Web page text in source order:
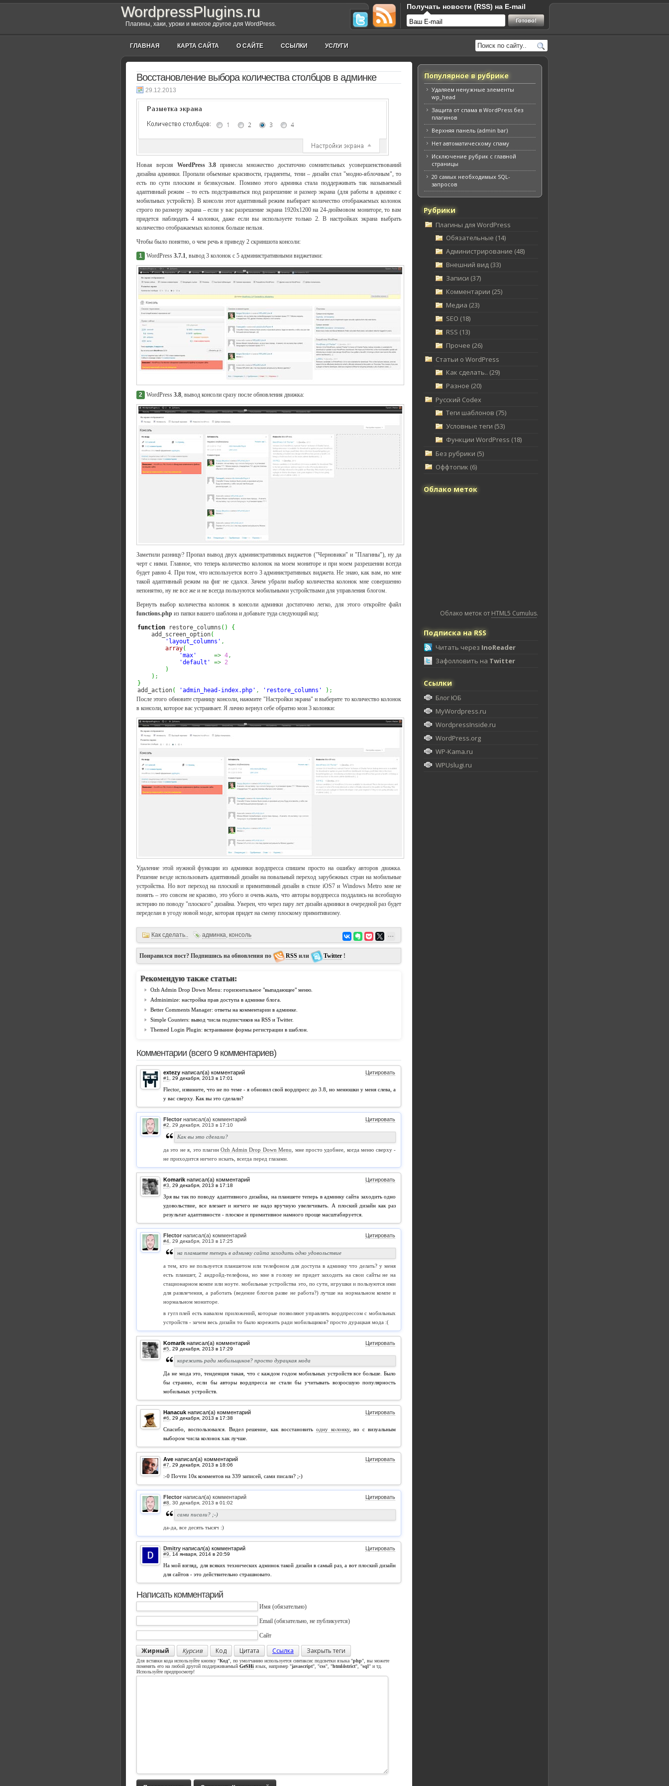
WordpressPlugins.ru
Плагины, хаки, уроки и многое другое для WordPress.
ГЛАВНАЯ КАРТА САЙТА О САЙТЕ ССЫЛКИ УСЛУГИ
Получать новости (RSS) на E-mail
Восстановление выбора количества столбцов в админке
29.12.2013
Новая версия WordPress 3.8 принесла множество достаточно сомнительных усовершенствований
дизайна админки. Пропали обьемные красивости, градиенты, тени – дизайн стал "модно-яблочным", то
есть по сути плоским и безвкусным. Помимо этого админка стала поддерживать так называемый
адаптивный режим – то есть подстраиваться под разрешение и размер экрана (для работы в админке с
мобильных устройств). В консоли этот адаптивный режим выбирает количество отображаемых колонок
строго по размеру экрана – если у вас разрешение экрана 1920x1200 на 24-дюймовом мониторе, то вам
придется наблюдать 4 колонки, даже если вы используете только 2. В настройках экрана выбрать
количество отображаемых колонок больше нельзя.
Чтобы было понятно, о чем речь я приведу 2 скриншота консоли:
1 WordPress 3.7.1, вывод 3 колонок с 5 административными виджетами:
2 WordPress 3.8, вывод консоли сразу после обновления движка:
Заметили разницу? Пропал вывод двух административных виджетов ("Черновики" и "Плагины"), ну да
черт с ними. Главное, что теперь количество колонок на моем мониторе и при моем разрешении всегда
будет равно 4. При том, что используется всего 3 административных виджета. Не знаю, как вам, но мне
такой адаптивный режим на фиг не сдался. Зачем убрали выбор количества колонок мне совершенно
непонятно, ну не все же и не всегда пользуются мобильными устройствами для управления блогом.
Вернуть выбор количества колонок в консоли админки достаточно легко, для этого откройте файл
functions.php из папки вашего шаблона и добавьте туда следующий код:
function restore_columns ( )
{
    add_screen_option
(
'layout_columns' ,
array(
'max'
=> 4,
'default'
=> 2
)
) ;
}
add_action( 'admin_head-index.php' , 'restore_columns' ) ;
После этого обновите страницу консоли, нажмите "Настройки экрана" и выберите то количество колонок
в консоли, которое вас устраивает. Я лично вернул себе обратно мои 3 колонки:
Удаление этой нужной функции из админки вордпресса спишем просто на ошибку авторов движка.
Решение везде использовать адаптивный дизайн на повальный переход зарубежных стран на мобильные
устройства. Но вот переход на плоский и примитивный дизайн в стиле iOS7 и Windows Metro мне не
понять – это совсем не красиво, это убого и очень жаль, что авторы вордпресса поддались на всеобщую
истерию по поводу "плоского" дизайна. Уверен, что через пару лет дизайн админки в очередной раз будет
переделан в угоду новой моде, которая придет на смену плоскому примитивизму.
Как сделать.. админка, консоль
Понравился пост? Подпишись на обновления по RSS или Twitter !
Рекомендую также статьи:
Ozh Admin Drop Down Menu: горизонтальное "выпадающее" меню.
Adminimize: настройка прав доступа в админке блога.
Better Comments Manager: ответы на комментарии в админке.
Simple Counters: вывод числа подписчиков на RSS и Twitter.
Themed Login Plugin: встраивание формы регистрации в шаблон.
Комментарии (всего 9 комментариев)
extezy написал(а) комментарий Цитировать
#1
Flector, извините, что не по теме - я обновил свой вордпресс до 3.8, но менюшки у меня слева, а
у вас сверху. Как вы это сделали?
Flector написал(а) комментарий Цитировать
#2
Как вы это сделали?
да это не я, это плагинOzh Admin Drop Down Menu , мне просто удобнее, когда меню сверху -
не приходится ничего искать, всегда перед глазами.
Komarik написал(а) комментарий Цитировать
#3
Зря вы так по поводу адаптивного дизайна, на планшете теперь в админку сайта заходить одно
удовольствие, все влезает и ничего не надо вручную увеличивать. А плоский дизайн как раз
результат адаптивности - плоское и примитивное намного проще масштабируется.
Flector написал(а) комментарий Цитировать
#4
на планшете теперь в админку сайта заходить одно удовольствие
а тем, кто не пользуется планшетом или телефоном для доступа в админку что делать? у меня
есть планшет, 2 андройд-телефона, но мне в голову не придет заходить на свои сайты не на
стационарном компе или ноуте. мобильные устройства это, по сути, игрушки и пользуются ими
для развлечения, а работать (ведение блогов разве не работа?) лучше на нормальном компе и
нормальном мониторе.
в гугл плей есть навалом приложений, которые позволяют управлять вордпрессом с мобильных
устройств - зачем весь дизайн то было корежить ради мобильщиков? просто дурацкая мода :(
Komarik написал(а) комментарий Цитировать
#5
корежить ради мобильщиков? просто дурацкая мода
Да не мода это, тенденция такая, что с каждом годом мобильных устройств все больше. Было
бы странно, если бы авторы вордпресса не стали бы учитывать возросшую популярность
мобильных устройств.
Hanacuk написал(а) комментарий Цитировать
#6
Спасибо, воспользовался. Видел решение, как восстановить одну колонку, но с визуальным
выбором числа колонок хак лучше.
Ave написал(а) комментарий Цитировать
#7
:-0 Почти 10к комментов на 339 записей, сами писали? ;-)
Flector написал(а) комментарий Цитировать
#8
сами писали? ;-)
да-да, все десять тысяч :)
Dmitry написал(а) комментарий Цитировать
#9
На мой взгляд, для всяких технических админок такой дизайн в самый раз, а вот плоский дизайн
для сайтов - это действительно страшновато.
Написать комментарий
Имя (обязательно)
Email (обязательно, не публикуется)
Сайт
Жирный Курсив Код Цитата Ссылка Закрыть теги
Для вставки кода используйте кнопку "Код", по умолчанию используется синтаксис подсветки языка "php", вы можете
поменять его на любой другой поддерживаемый GeSHi язык, например "javascript", "css", "html4strict", "sql" и тд.
Используйте предпросмотр!
Популярное в рубрике
Удаляем ненужные элементы
wp_head
Защита от спама в WordPress без
плагинов
Верхняя панель (admin bar)
Нет автоматическому спаму
Исключение рубрик с главной
страницы
20 самых необходимых SQL-
запросов
Рубрики
Плагины для WordPress
Обязательные (14)
Администрирование (48)
Внешний вид (33)
Записи (37)
Комментарии (25)
Медиа (23)
SEO (18)
RSS (13)
Прочее (26)
Статьи о WordPress
Как сделать.. (29)
Разное (20)
Русский Codex
Теги шаблонов (75)
Условные теги (53)
Функции WordPress (18)
Без рубрики (5)
Оффтопик (6)
Облако меток
Облако меток от HTML5 Cumulus.
Подписка на RSS
Читать через InoReader
Зафолловить на Twitter
Ссылки
Блог ЮБ
MyWordpress.ru
WordpressInside.ru
WordPress.org
WP-Kama.ru
WPUslugi.ru